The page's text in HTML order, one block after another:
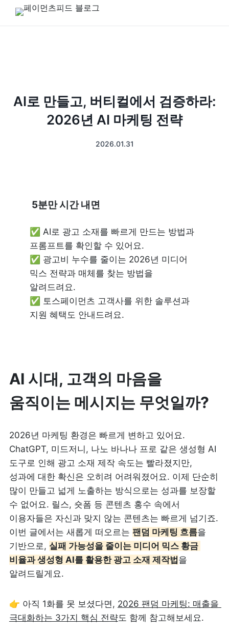
AI로 만들고, 버티컬에서 검증하라:
2026년 AI 마케팅 전략
2026.01.31
5분만 시간 내면
✅ AI로 광고 소재를 빠르게 만드는 방법과
프롬프트를 확인할 수 있어요.
✅ 광고비 누수를 줄이는 2026년 미디어
믹스 전략과 매체를 찾는 방법을
알려드려요.
✅ 토스페이먼츠 고객사를 위한 솔루션과
지원 혜택도 안내드려요.
AI 시대, 고객의 마음을
움직이는 메시지는 무엇일까?
2026년 마케팅 환경은 빠르게 변하고 있어요.
ChatGPT, 미드저니, 나노 바나나 프로 같은 생성형 AI
도구로 인해 광고 소재 제작 속도는 빨라졌지만,
성과에 대한 확신은 오히려 어려워졌어요. 이제 단순히
많이 만들고 넓게 노출하는 방식으로는 성과를 보장할
수 없어요. 릴스, 숏폼 등 콘텐츠 홍수 속에서
이용자들은 자신과 맞지 않는 콘텐츠는 빠르게 넘기죠.
이번 글에서는 새롭게 떠오르는 팬덤 마케팅 흐름을
기반으로, 실패 가능성을 줄이는 미디어 믹스 황금
비율과 생성형 AI를 활용한 광고 소재 제작법 을
알려드릴게요.
👉 아직 1화를 못 보셨다면, 2026 팬덤 마케팅: 매출을
극대화하는 3가지 핵심 전략도 함께 참고해보세요.